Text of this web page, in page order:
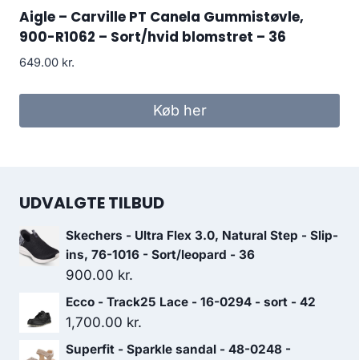
Aigle – Carville PT Canela Gummistøvle,
900-R1062 – Sort/hvid blomstret – 36
649.00 kr.
Køb her
UDVALGTE TILBUD
Skechers - Ultra Flex 3.0, Natural Step - Slip-
ins, 76-1016 - Sort/leopard - 36
900.00 kr.
Ecco - Track25 Lace - 16-0294 - sort - 42
1,700.00 kr.
Superfit - Sparkle sandal - 48-0248 -